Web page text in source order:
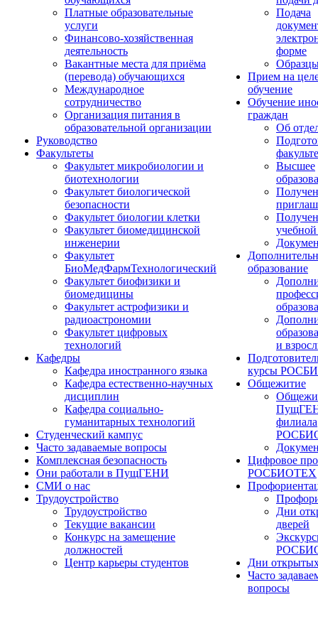
Платные образовательные
услуги
Финансово-хозяйственная
деятельность
Вакантные места для приёма
(перевода) обучающихся
Международное
сотрудничество
Организация питания в
образовательной организации
Руководство
Факультеты
Факультет микробиологии и
биотехнологии
Факультет биологической
безопасности
Факультет биологии клетки
Факультет биомедицинской
инженерии
Факультет
БиоМедФармТехнологический
Факультет биофизики и
биомедицины
Факультет астрофизики и
радиоастрономии
Факультет цифровых
технологий
Кафедры
Кафедра иностранного языка
Кафедра естественно-научных
дисциплин
Кафедра социально-
гуманитарных технологий
Студенческий кампус
Часто задаваемые вопросы
Комплексная безопасность
Они работали в ПущГЕНИ
СМИ о нас
Трудоустройство
Трудоустройство
Текущие вакансии
Конкурс на замещение
должностей
Центр карьеры студентов
Подача
форме
Прием на
обучение
Обучение
граждан
Об
Высшее
образование
и
курсы
Общежитие
филиала
Цифровое
РОСБИОТЕХ
Дни
дверей
Дни
Часто
вопросы